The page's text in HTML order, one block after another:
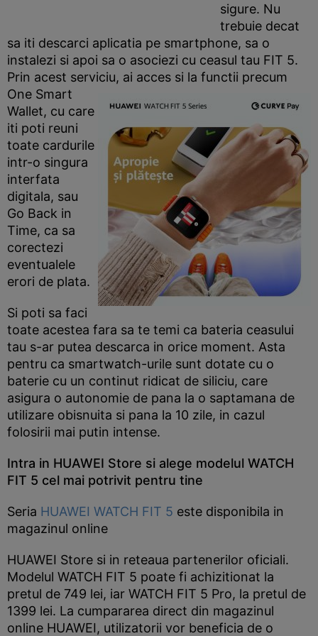
sigure. Nu
trebuie decat
sa iti descarci aplicatia pe smartphone, sa o
instalezi si apoi sa o asociezi cu ceasul tau FIT 5.
Prin acest serviciu, ai acces si la functii precum
One Smart
Wallet, cu care
iti poti reuni
toate cardurile
intr-o singura
interfata
digitala, sau
Go Back in
Time, ca sa
corectezi
eventualele
erori de plata.
Si poti sa faci
toate acestea fara sa te temi ca bateria ceasului
tau s-ar putea descarca in orice moment. Asta
pentru ca smartwatch-urile sunt dotate cu o
baterie cu un continut ridicat de siliciu, care
asigura o autonomie de pana la o saptamana de
utilizare obisnuita si pana la 10 zile, in cazul
folosirii mai putin intense.
Intra in HUAWEI Store si alege modelul WATCH
FIT 5 cel mai potrivit pentru tine
Seria HUAWEI WATCH FIT 5 este disponibila in
magazinul online
HUAWEI Store si in reteaua partenerilor oficiali.
Modelul WATCH FIT 5 poate fi achizitionat la
pretul de 749 lei, iar WATCH FIT 5 Pro, la pretul de
1399 lei. La cumpararea direct din magazinul
online HUAWEI, utilizatorii vor beneficia de o